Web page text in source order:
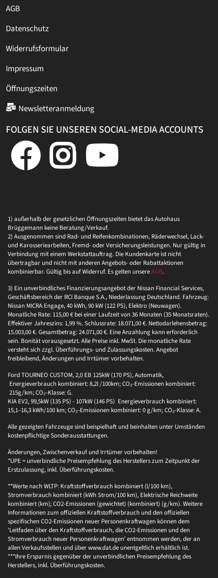
AGB
Datenschutz
Widerrufsformular
Impressum
Öffnungszeiten
Newsletteranmeldung
FOLGEN SIE UNSEREN SOCIAL-MEDIA ACCOUNTS
1) außerhalb der gesetzlichen Öffnungszeiten bietet das Autohaus
Brüggemann keine Beratung/Verkauf.
2) Ausgenommen sind Rad- und Reifenkombinationen, Räderwechsel, Lack-
und Karosseriearbeiten, Fremd- oder Versicherungsleistungen. Nur gültig in
Verbindung mit einem Werkstattauftrag. Die Kundenkarte ist nicht
übertragbar und nicht mit anderen Angebots- oder Rabattaktionen
kombinierbar. Gültig bis auf Widerruf. Es gelten unsereAGB.
3) Ein unverbindliches Finanzierungsangebot der Nissan Financial Services,
Geschäftsbereich der RCI Banque S.A., Niederlassung Deutschland. Fahrzeug:
Nissan MICRA Engage, 40 kWh, 90 kW (122 PS), Elektro (Neuwagen).
Monatliche Rate: 115,00 € bei einer Laufzeit von 36 Monaten (35 Monatsraten).
Effektiver Jahreszins: 1,99 %. Schlussrate: 18.071,00 €. Nettodarlehensbetrag:
15.003,00 €. Gesamtbetrag: 24.071,00 €. Eine Anzahlung kann erforderlich
sein. Bonität vorausgesetzt. Alle Preise inkl. MwSt. Die monatliche Rate
versteht sich zzgl. Überführungs- und Zulassungskosten. Angebot
freibleibend, Änderungen und Irrtümer vorbehalten.
Ford TOURNEO CUSTOM, 2,0 EB 125kW (170 PS), Automatik,
Energieverbrauch kombiniert: 8,2l /100km; CO₂-Emissionen kombiniert:
215g/km; CO₂-Klasse: G.
KIA EV2, 99,5kW (135 PS) - 107kW (146 PS) Energieverbrauch kombiniert:
15,1–16,3 kWh/100 km; CO₂-Emissionen kombiniert: 0 g/km; CO₂-Klasse: A.
Alle gezeigten Fahrzeuge sind beispielhaft und beinhalten unter Umständen
kostenpflichtige Sonderausstattungen.
Änderungen, Zwischenverkauf und Irrtümer vorbehalten!
*UPE = unverbindliche Preisempfehlung des Herstellers zum Zeitpunkt der
Erstzulassung, inkl. Überführungskosten.
**Werte nach WLTP: Kraftstoffverbrauch kombiniert (l/100 km),
Stromverbrauch kombiniert (kWh Strom/100 km), Elektrische Reichweite
kombiniert (km); CO2-Emissionen (gewichtet) (kombiniert) (g/km). Weitere
Informationen zum offiziellen Kraftstoffverbrauch und den offiziellen
spezifischen CO2-Emissionen neuer Personenkraftwagen können dem
'Leitfaden über den Kraftstoffverbrauch, die CO2-Emissionen und den
Stromverbrauch neuer Personenkraftwagen' entnommen werden, der an
allen Verkaufsstellen und über www.dat.de unentgeltlich erhältlich ist.
***Ihre Ersparnis gegenüber der unverbindlichen Preisempfehlung des
Herstellers, inkl. Überführungskosten.